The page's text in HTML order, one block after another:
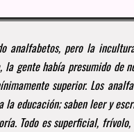
analfabetos, pero la
la gente había presumido
superior. Los
la educación; saben leer y
Todo es superficial,